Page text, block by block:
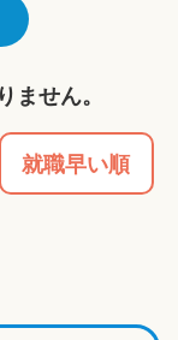
せん。
就職早い順